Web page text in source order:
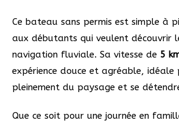
Ce bateau sans permis est simple à
aux débutants qui veulent découvrir
navigation fluviale. Sa vitesse de 5
expérience douce et agréable,
pleinement du paysage et se
Que ce soit pour une journée en